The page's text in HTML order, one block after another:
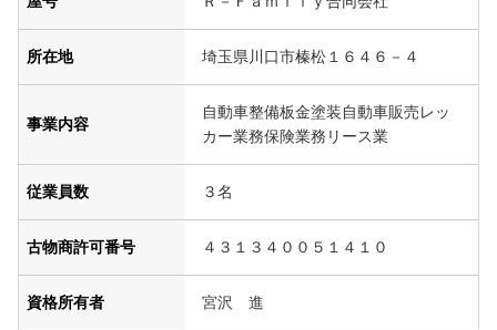
所在地 埼玉県川口市榛松１６４６－４
事業内容
自動車整備板金塗装自動車販売レッ
カー業務保険業務リース業
従業員数 ３名
古物商許可番号 ４３１３４００５１４１０
資格所有者 宮沢 進